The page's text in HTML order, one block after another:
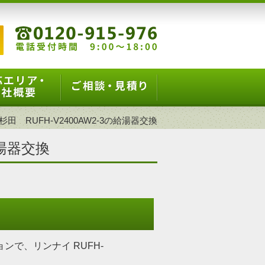
田 RUFH-V2400AW2-3の給湯器交換
器交換
ンで、リンナイ RUFH-